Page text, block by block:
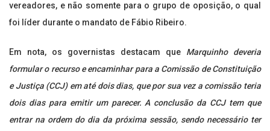
vereadores, e não somente para o grupo de oposição, o qual
foi líder durante o mandato de Fábio Ribeiro.
Em nota, os governistas destacam que Marquinho deveria
formular o recurso e encaminhar para a Comissão de Constituição
e Justiça (CCJ) em até dois dias, que por sua vez a comissão teria
dois dias para emitir um parecer. A conclusão da CCJ tem que
entrar na ordem do dia da próxima sessão, sendo necessário ter